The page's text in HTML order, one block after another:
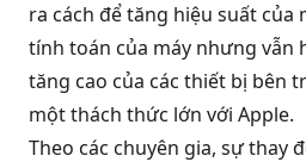
ra cách để tăng hiệu suất của
tính toán của máy nhưng vẫn
tăng cao của các thiết bị bên
một thách thức lớn với Apple.
Theo các chuyên gia, sự thay